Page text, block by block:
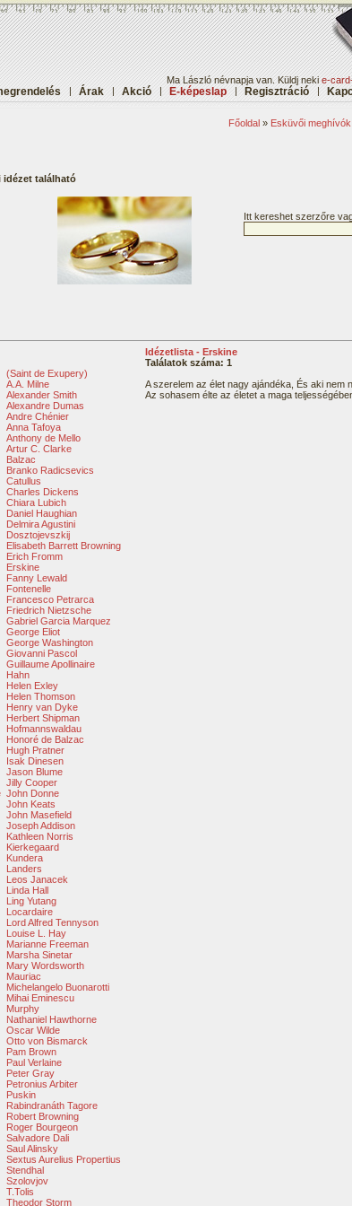
Ma László névnapja van. Küldj nekie-
| Árak | Akció | E-képeslap | Regisztráció |
Főoldal » Esküvői
idézet található
Itt kereshet szerzőre
(Saint de Exupery)
A.A. Milne
Alexander Smith
Alexandre Dumas
Andre Chénier
Anna Tafoya
Anthony de Mello
Artur C. Clarke
Balzac
Branko Radicsevics
Catullus
Charles Dickens
Chiara Lubich
Daniel Haughian
Delmira Agustini
Dosztojevszkij
Elisabeth Barrett Browning
Erich Fromm
Erskine
Fanny Lewald
Fontenelle
Francesco Petrarca
Friedrich Nietzsche
Gabriel Garcia Marquez
George Eliot
George Washington
Giovanni Pascol
Guillaume Apollinaire
Hahn
Helen Exley
Helen Thomson
Henry van Dyke
Herbert Shipman
Hofmannswaldau
Honoré de Balzac
Hugh Pratner
Isak Dinesen
Jason Blume
Jilly Cooper
John Donne
John Keats
John Masefield
Joseph Addison
Kathleen Norris
Kierkegaard
Kundera
Landers
Leos Janacek
Linda Hall
Ling Yutang
Locardaire
Lord Alfred Tennyson
Louise L. Hay
Marianne Freeman
Marsha Sinetar
Mary Wordsworth
Mauriac
Michelangelo Buonarotti
Mihai Eminescu
Murphy
Nathaniel Hawthorne
Oscar Wilde
Otto von Bismarck
Pam Brown
Paul Verlaine
Peter Gray
Petronius Arbiter
Puskin
Rabindranáth Tagore
Robert Browning
Roger Bourgeon
Salvadore Dali
Saul Alinsky
Sextus Aurelius Propertius
Stendhal
Szolovjov
T.Tolis
Theodor Storm
Idézetlista - Erskine
Találatok száma: 1
A szerelem az élet nagy ajándéka, És aki nem
Az sohasem élte az életet a maga